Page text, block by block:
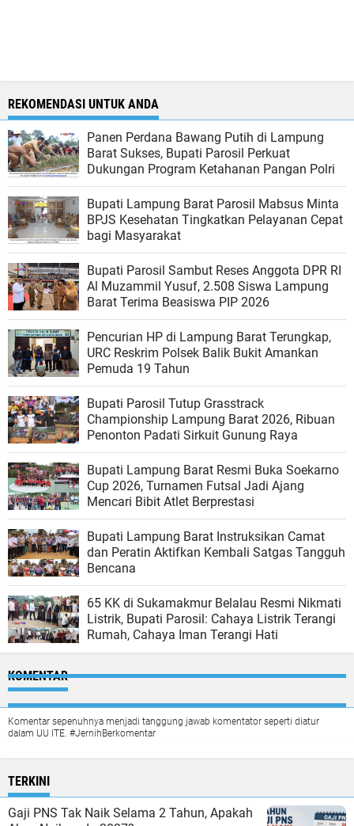
REKOMENDASI UNTUK ANDA
Panen Perdana Bawang Putih di Lampung
Barat Sukses, Bupati Parosil Perkuat
Dukungan Program Ketahanan Pangan Polri
Bupati Lampung Barat Parosil Mabsus Minta
BPJS Kesehatan Tingkatkan Pelayanan Cepat
bagi Masyarakat
Bupati Parosil Sambut Reses Anggota DPR RI
Al Muzammil Yusuf, 2.508 Siswa Lampung
Barat Terima Beasiswa PIP 2026
Pencurian HP di Lampung Barat Terungkap,
URC Reskrim Polsek Balik Bukit Amankan
Pemuda 19 Tahun
Bupati Parosil Tutup Grasstrack
Championship Lampung Barat 2026, Ribuan
Penonton Padati Sirkuit Gunung Raya
Bupati Lampung Barat Resmi Buka Soekarno
Cup 2026, Turnamen Futsal Jadi Ajang
Mencari Bibit Atlet Berprestasi
Bupati Lampung Barat Instruksikan Camat
dan Peratin Aktifkan Kembali Satgas Tangguh
Bencana
65 KK di Sukamakmur Belalau Resmi Nikmati
Listrik, Bupati Parosil: Cahaya Listrik Terangi
Rumah, Cahaya Iman Terangi Hati
KOMENTAR
Komentar sepenuhnya menjadi tanggung jawab komentator seperti diatur
dalam UU ITE. #JernihBerkomentar
TERKINI
Gaji PNS Tak Naik Selama 2 Tahun, Apakah